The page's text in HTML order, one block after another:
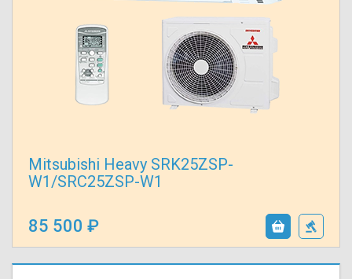
Mitsubishi Heavy SRK25ZSP-
W1/SRC25ZSP-W1
85 500